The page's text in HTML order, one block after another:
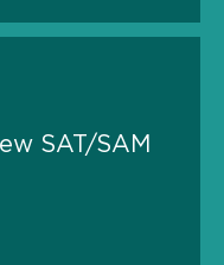
SAT/SAM